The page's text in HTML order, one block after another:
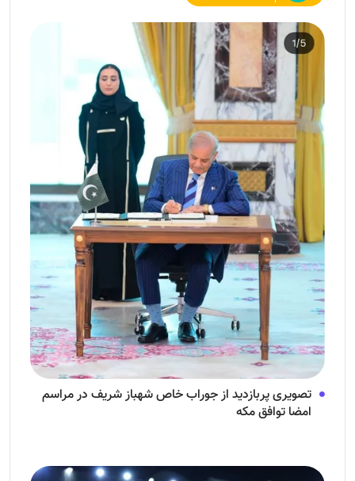
تصویری پربازدید از جوراب‌ خاص شهباز شریف در مراسم
امضا توافق‌ مکه